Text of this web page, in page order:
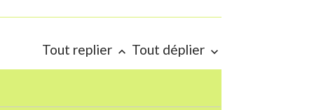
Tout replier keyboard_arrow_up Tout déplier keyboard_arrow_down